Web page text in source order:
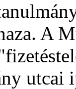
A
utcai